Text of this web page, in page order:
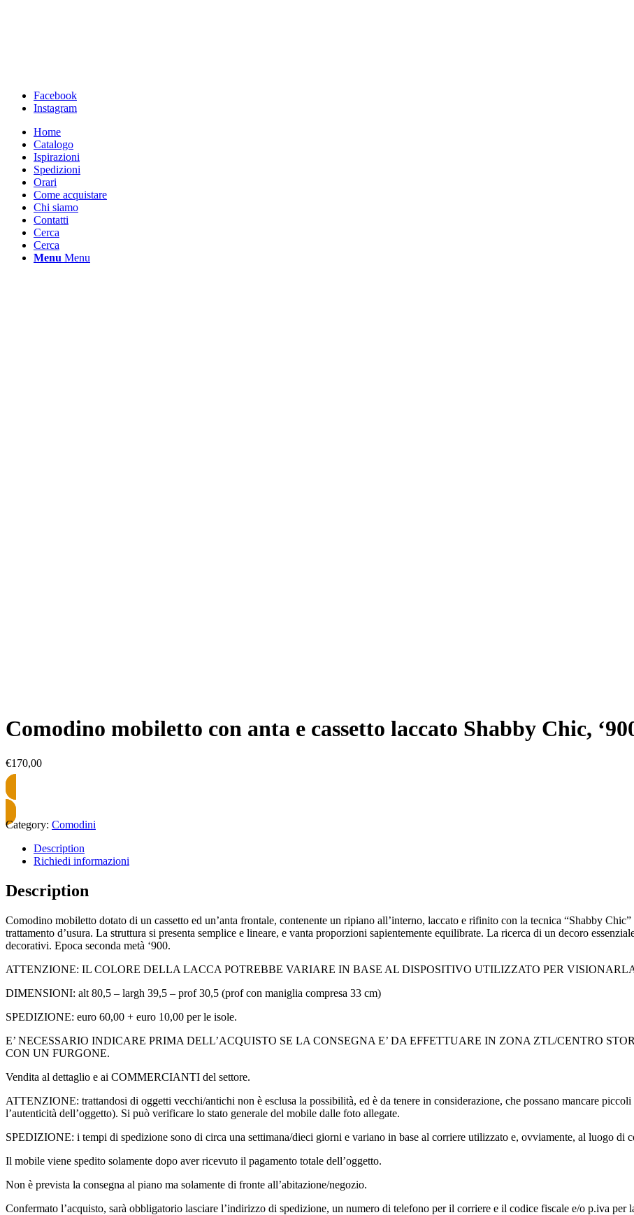
Facebook
Instagram
Home
Catalogo
Ispirazioni
Spedizioni
Orari
Come acquistare
Chi siamo
Contatti
Cerca
Cerca
Menu Menu
Comodino mobiletto con anta e cassetto laccato Shabby Chic,
€170,00
Category: Comodini
Description
Richiedi informazioni
Description
Comodino mobiletto dotato di un cassetto ed un’anta frontale, contenente un ripiano all’interno, laccato e rifinito con la tecnica “Shabby
trattamento d’usura. La struttura si presenta semplice e lineare, e vanta proporzioni sapientemente equilibrate. La ricerca di un decoro
decorativi. Epoca seconda metà ‘900.
ATTENZIONE: IL COLORE DELLA LACCA POTREBBE VARIARE IN BASE AL DISPOSITIVO UTILIZZATO PER
DIMENSIONI: alt 80,5 – largh 39,5 – prof 30,5 (prof con maniglia compresa 33 cm)
SPEDIZIONE: euro 60,00 + euro 10,00 per le isole.
E’ NECESSARIO INDICARE PRIMA DELL’ACQUISTO SE LA CONSEGNA E’ DA EFFETTUARE IN ZONA ZTL/CENTRO
CON UN FURGONE.
Vendita al dettaglio e ai COMMERCIANTI del settore.
ATTENZIONE: trattandosi di oggetti vecchi/antichi non è esclusa la possibilità, ed è da tenere in considerazione, che possano mancare
l’autenticità dell’oggetto). Si può verificare lo stato generale del mobile dalle foto allegate.
SPEDIZIONE: i tempi di spedizione sono di circa una settimana/dieci giorni e variano in base al corriere utilizzato e, ovviamente, al luogo di
Il mobile viene spedito solamente dopo aver ricevuto il pagamento totale dell’oggetto.
Non è prevista la consegna al piano ma solamente di fronte all’abitazione/negozio.
Confermato l’acquisto, sarà obbligatorio lasciare l’indirizzo di spedizione, un numero di telefono per il corriere e il codice fiscale e/o p.iva